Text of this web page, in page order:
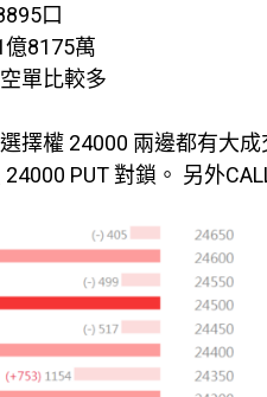
口
億8175萬
單比較多
擇權 24000 兩邊都有大
PUT 對鎖。 另外